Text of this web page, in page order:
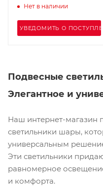
230V) (Arlight, IP20
Нет в наличии
УВЕДОМИТЬ О
Подвесные
Элегантное и
Наш интернет-магазин
светильники шары,
универсальным
Эти светильники
равномерное
и комфорта.